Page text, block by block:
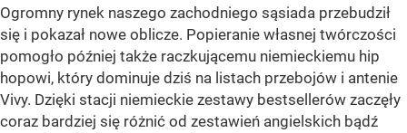
Ogromny rynek naszego zachodniego sąsiada przebudził
się i pokazał nowe oblicze. Popieranie własnej twórczości
pomogło później także raczkującemu niemieckiemu hip
hopowi, który dominuje dziś na listach przebojów i antenie
Vivy. Dzięki stacji niemieckie zestawy bestsellerów zaczęły
coraz bardziej się różnić od zestawień angielskich bądź